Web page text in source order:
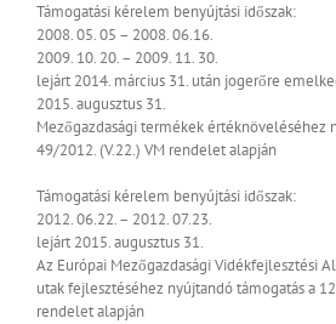
Támogatási kérelem benyújtási időszak:
2008. 05. 05 – 2008. 06.16.
2009. 10. 20. – 2009. 11. 30.
lejárt 2014. március 31. után jogerőre
2015. augusztus 31.
Mezőgazdasági termékek értéknöveléséhez
49/2012. (V.22.) VM rendelet alapján
Támogatási kérelem benyújtási időszak:
2012. 06.22. – 2012. 07.23.
lejárt 2015. augusztus 31.
Az Európai Mezőgazdasági Vidékfejlesztési
utak fejlesztéséhez nyújtandó támogatás a
rendelet alapján